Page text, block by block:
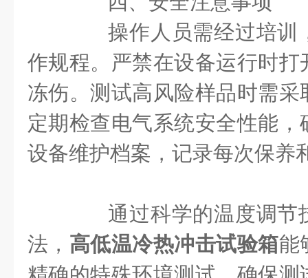
操作人员需经过培训
作规程。严禁在设备运行时
冻伤。测试高风险样品时需
定期检查电气系统安全性能
设备维护档案，记录每次保养
通过科学的温度调节
法， 高低温冷热冲击试验箱能